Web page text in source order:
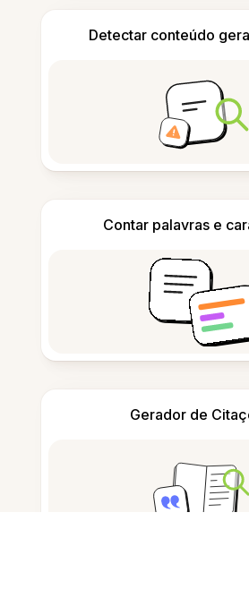
Detectar conteúdo
Contar palavras e
Gerador de